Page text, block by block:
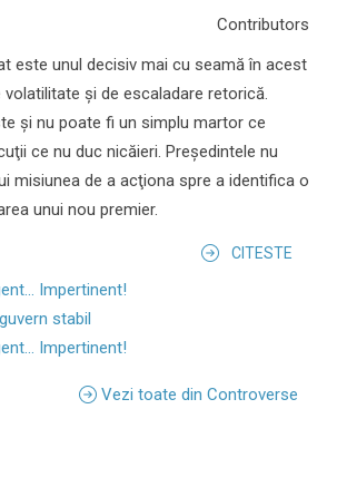
Contributors
este unul decisiv mai cu seamă în acest
şi de escaladare retorică.
şi nu poate fi un simplu martor ce
ce nu duc nicăieri. Preşedintele nu
misiunea de a acţiona spre a identifica o
unui nou premier.
CITESTE
Impertinent!
stabil
Impertinent!
Vezi toate din Controverse